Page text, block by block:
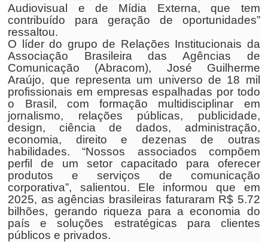
Audiovisual e de Mídia Externa, que tem
contribuído para geração de oportunidades”
ressaltou.
O líder do grupo de Relações Institucionais da
Associação Brasileira das Agências de
Comunicação (Abracom), José Guilherme
Araújo, que representa um universo de 18 mil
profissionais em empresas espalhadas por todo
o Brasil, com formação multidisciplinar em
jornalismo, relações públicas, publicidade,
design, ciência de dados, administração,
economia, direito e dezenas de outras
habilidades. “Nossos associados compõem
perfil de um setor capacitado para oferecer
produtos e serviços de comunicação
corporativa”, salientou. Ele informou que em
2025, as agências brasileiras faturaram R$ 5.72
bilhões, gerando riqueza para a economia do
país e soluções estratégicas para clientes
públicos e privados.